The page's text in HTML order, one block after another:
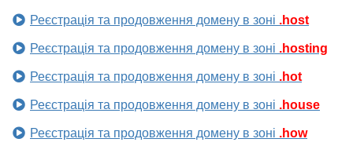
Реєстрація та продовження домену в зоні .host
Реєстрація та продовження домену в зоні .hosting
Реєстрація та продовження домену в зоні .hot
Реєстрація та продовження домену в зоні .house
Реєстрація та продовження домену в зоні .how